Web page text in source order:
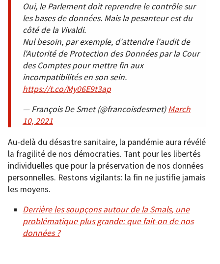
Oui, le Parlement doit reprendre le contrôle sur
les bases de données. Mais la pesanteur est du
côté de la Vivaldi.
Nul besoin, par exemple, d'attendre l'audit de
l'Autorité de Protection des Données par la Cour
des Comptes pour mettre fin aux
incompatibilités en son sein.
https://t.co/My06E9t3ap
— François De Smet (@francoisdesmet)March
10, 2021
Au-delà du désastre sanitaire, la pandémie aura révélé
la fragilité de nos démocraties. Tant pour les libertés
individuelles que pour la préservation de nos données
personnelles. Restons vigilants: la fin ne justifie jamais
les moyens.
Derrière les soupçons autour de la Smals, une
problématique plus grande: que fait-on de nos
données ?